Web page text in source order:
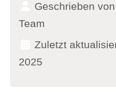
Geschrieben
Team
Zuletzt
2025